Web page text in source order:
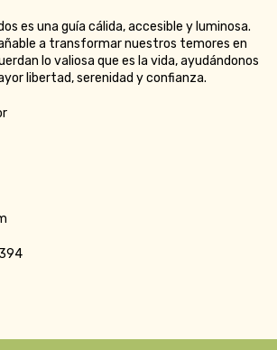
es una guía cálida, accesible y luminosa.
a transformar nuestros temores en
lo valiosa que es la vida, ayudándonos
libertad, serenidad y confianza.